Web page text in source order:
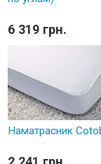
6 319 грн.
Наматрасник